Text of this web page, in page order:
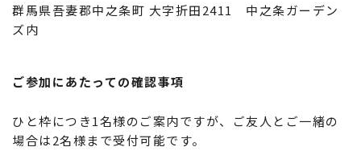
群馬県吾妻郡中之条町 大字折田2411 中之条ガーデン
ズ内
ご参加にあたっての確認事項
ひと枠につき1名様のご案内ですが、ご友人とご一緒の
場合は2名様まで受付可能です。